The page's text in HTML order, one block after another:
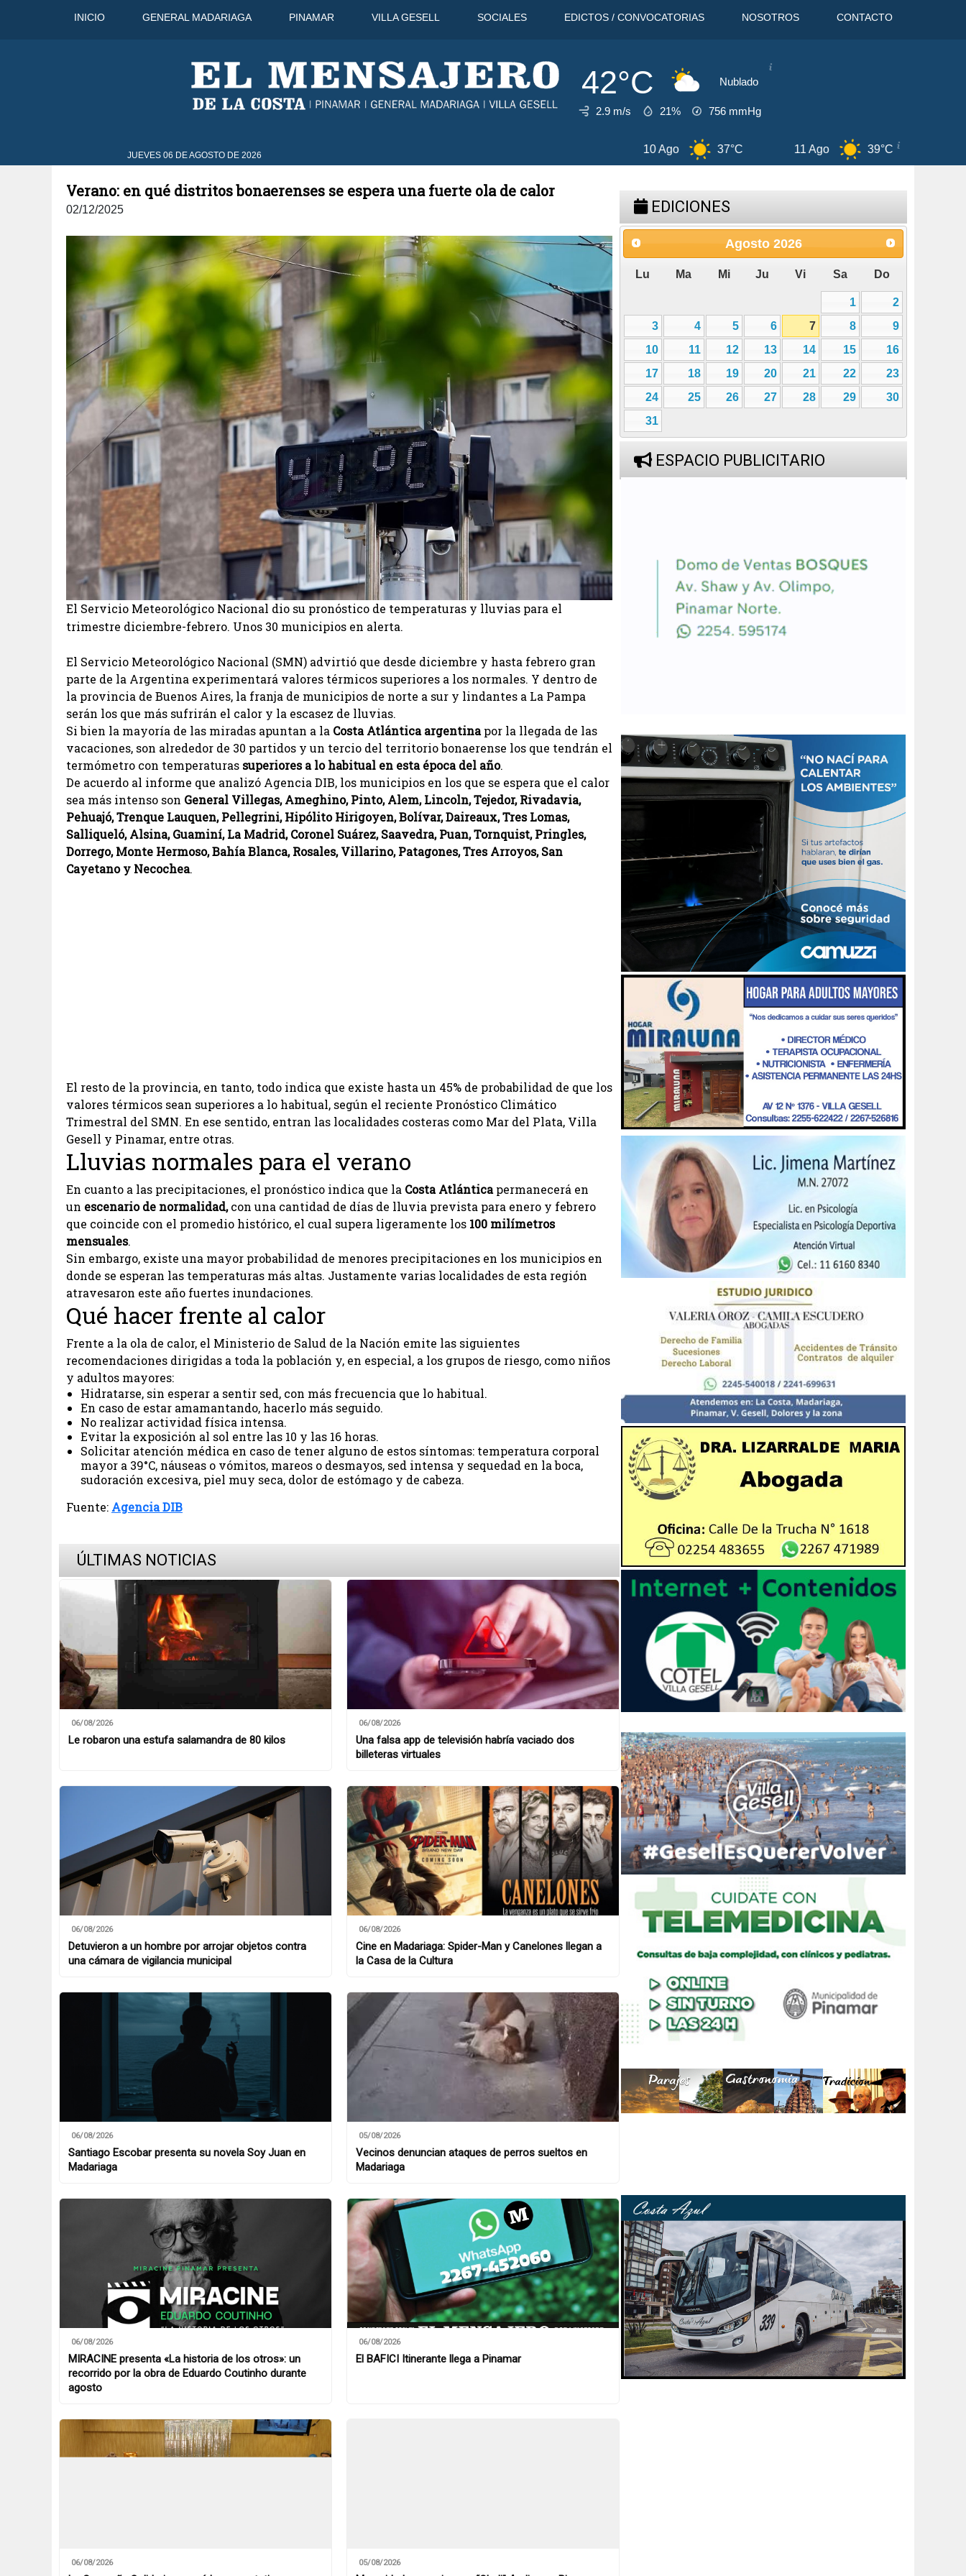
INICIO GENERAL MADARIAGA PINAMAR VILLA GESELL SOCIALES EDICTOS / CONVOCATORIAS NOSOTROS CONTACTO
42°C Nublado
2.9 m/s 21% 756 mmHg
JUEVES 06 DE AGOSTO DE 2026
7 Ago 43°C 37°C 11 Ago 39°C 12 Ago
Verano: en qué distritos bonaerenses se espera una fuerte ola de calor
02/12/2025
El Servicio Meteorológico Nacional dio su pronóstico de temperaturas y lluvias para el
trimestre diciembre-febrero. Unos 30 municipios en alerta.
El Servicio Meteorológico Nacional (SMN) advirtió que desde diciembre y hasta febrero gran
parte de la Argentina experimentará valores térmicos superiores a los normales. Y dentro de
la provincia de Buenos Aires, la franja de municipios de norte a sur y lindantes a La Pampa
serán los que más sufrirán el calor y la escasez de lluvias.
Si bien la mayoría de las miradas apuntan a la Costa Atlántica argentinapor la llegada de las
vacaciones, son alrededor de 30 partidos y un tercio del territorio bonaerense los que tendrán el
termómetro con temperaturas superiores a lo habitual en esta época del año.
De acuerdo al informe que analizó Agencia DIB, los municipios en los que se espera que el calor
sea más intenso son General Villegas, Ameghino, Pinto, Alem, Lincoln, Tejedor, Rivadavia,
Pehuajó, Trenque Lauquen, Pellegrini, Hipólito Hirigoyen, Bolívar, Daireaux, Tres Lomas,
Salliqueló, Alsina, Guaminí, La Madrid, Coronel Suárez, Saavedra, Puan, Tornquist, Pringles,
Dorrego, Monte Hermoso, Bahía Blanca, Rosales, Villarino, Patagones, Tres Arroyos, San
Cayetano y Necochea.
El resto de la provincia, en tanto, todo indica que existe hasta un 45% de probabilidad de que los
valores térmicos sean superiores a lo habitual, según el reciente Pronóstico Climático
Trimestral del SMN. En ese sentido, entran las localidades costeras como Mar del Plata, Villa
Gesell y Pinamar, entre otras.
Lluvias normales para el verano
En cuanto a las precipitaciones, el pronóstico indica que la Costa Atlánticapermanecerá en
un escenario de normalidad,con una cantidad de días de lluvia prevista para enero y febrero
que coincide con el promedio histórico, el cual supera ligeramente los 100 milímetros
mensuales.
Sin embargo, existe una mayor probabilidad de menores precipitaciones en los municipios en
donde se esperan las temperaturas más altas. Justamente varias localidades de esta región
atravesaron este año fuertes inundaciones.
Qué hacer frente al calor
Frente a la ola de calor, el Ministerio de Salud de la Nación emite las siguientes
recomendaciones dirigidas a toda la población y, en especial, a los grupos de riesgo, como niños
y adultos mayores:
Hidratarse, sin esperar a sentir sed, con más frecuencia que lo habitual.
En caso de estar amamantando, hacerlo más seguido.
No realizar actividad física intensa.
Evitar la exposición al sol entre las 10 y las 16 horas.
Solicitar atención médica en caso de tener alguno de estos síntomas: temperatura corporal
mayor a 39°C, náuseas o vómitos, mareos o desmayos, sed intensa y sequedad en la boca,
sudoración excesiva, piel muy seca, dolor de estómago y de cabeza.
Fuente: Agencia DIB
ÚLTIMAS NOTICIAS
06/08/2026
Le robaron una estufa salamandra de 80 kilos
06/08/2026
Una falsa app de televisión habría vaciado dos
billeteras virtuales
06/08/2026
Detuvieron a un hombre por arrojar objetos contra
una cámara de vigilancia municipal
06/08/2026
Cine en Madariaga: Spider-Man y Canelones llegan a
la Casa de la Cultura
06/08/2026
Santiago Escobar presenta su novela Soy Juan en
Madariaga
05/08/2026
Vecinos denuncian ataques de perros sueltos en
Madariaga
06/08/2026
MIRACINE presenta «La historia de los otros»: un
recorrido por la obra de Eduardo Coutinho durante
agosto
06/08/2026
El BAFICI Itinerante llega a Pinamar
06/08/2026 05/08/2026
EDICIONES
Agosto 2026
Lu Ma Mi Ju Vi Sa Do
1
2
3
4 5 6 7 8
9
10
11 12 13 14 15
16
17
18 19 20 21 22
23
24
25 26 27 28 29
30
31
ESPACIO PUBLICITARIO